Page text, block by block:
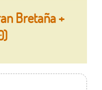
Bretaña +